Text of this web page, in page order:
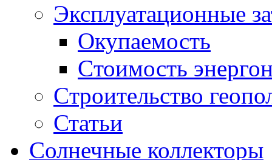
Эксплуатационные
Окупаемость
Cтоимость
Cтроительство
Статьи
Солнечные коллекторы